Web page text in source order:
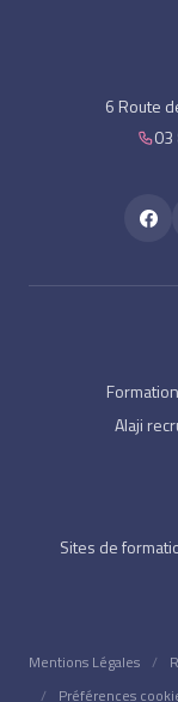
6 Route
03
Alaji
Sites de
Mentions Légales /
/
Préférences